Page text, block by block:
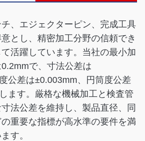
、エジェクターピン、完成工具
とし、精密加工分野の信頼でき
活躍しています。当社の最小加
で、寸法公差は
公差は±0.003mm、円筒度公差
ます。厳格な機械加工と検査管
法公差を維持し、製品直径、同
重要な指標が高水準の要件を満
す。